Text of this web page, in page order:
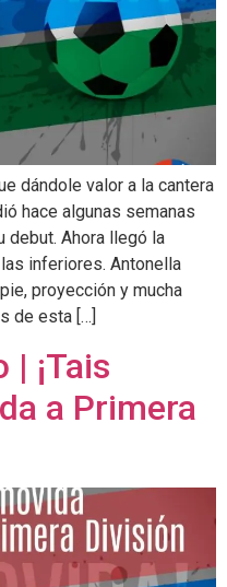
dándole valor a la cantera
hace algunas semanas
debut. Ahora llegó la
inferiores. Antonella
proyección y mucha
de esta […]
| ¡Tais
a Primera